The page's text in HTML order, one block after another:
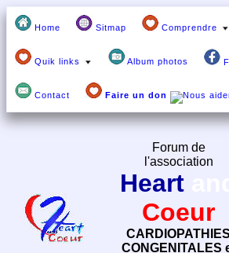
Home Sitmap Comprendre
Quik links Album photos
Contact Faire un don
Forum de
l'association
Heart
Coeur
CARDIOPATHIES
CONGENITALES